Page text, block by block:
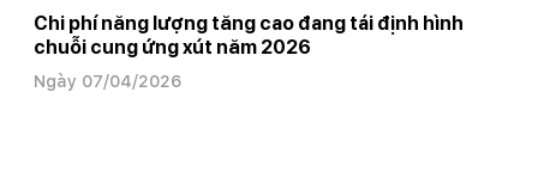
Chi phí năng lượng tăng cao đang tái định hình
chuỗi cung ứng xút năm 2026
Ngày 07/04/2026